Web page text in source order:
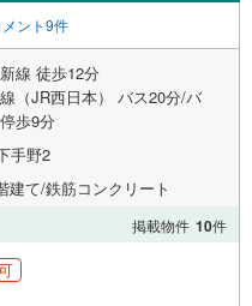
メント9件
線 徒歩12分
（JR西日本） バス20分/バ
歩9分
手野2
建て/鉄筋コンクリート
掲載物件 10件